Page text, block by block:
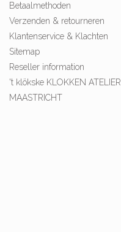
Betaalmethoden
Verzenden & retourneren
Klantenservice & Klachten
Sitemap
Reseller information
't klökske KLOKKEN ATELIER
MAASTRICHT